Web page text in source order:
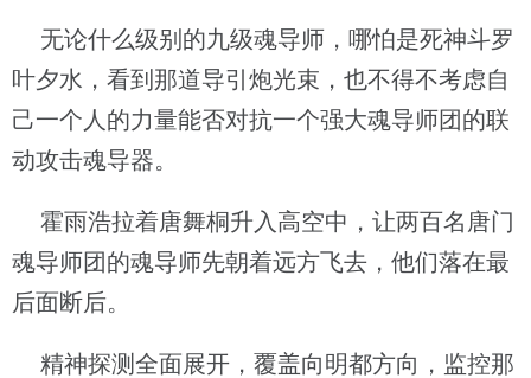
无论什么级别的九级魂导师，哪怕是死神斗罗
叶夕水，看到那道导引炮光束，也不得不考虑自
己一个人的力量能否对抗一个强大魂导师团的联
动攻击魂导器。
霍雨浩拉着唐舞桐升入高空中，让两百名唐门
魂导师团的魂导师先朝着远方飞去，他们落在最
后面断后。
精神探测全面展开，覆盖向明都方向，监控那